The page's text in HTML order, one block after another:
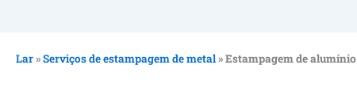
Lar»Serviços de estampagem de metal»Estampagem de alumínio